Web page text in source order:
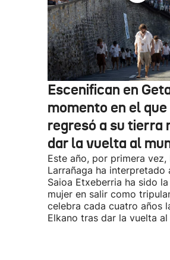
Escenifican en
momento en el
regresó a su tierra
dar la vuelta al
Este año, por primera vez,
Larrañaga ha interpretado
Saioa Etxeberria ha sido
mujer en salir como
celebra cada cuatro años
Elkano tras dar la vuelta al